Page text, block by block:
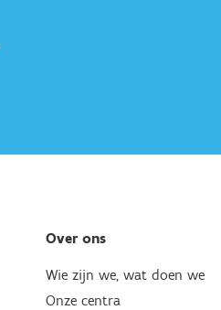
Over ons
Wie zijn we, wat doen we
Onze centra